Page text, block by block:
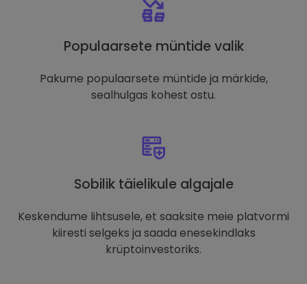
Populaarsete müntide valik
Pakume populaarsete müntide ja märkide,
sealhulgas kohest ostu.
Sobilik täielikule algajale
Keskendume lihtsusele, et saaksite meie platvormi
kiiresti selgeks ja saada enesekindlaks
krüptoinvestoriks.